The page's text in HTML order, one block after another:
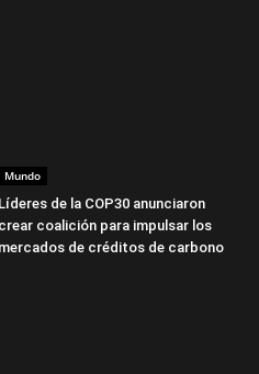
Mundo
Líderes de la COP30 anunciaron
crear coalición para impulsar los
mercados de créditos de carbono